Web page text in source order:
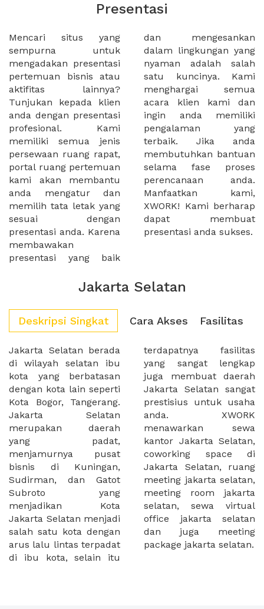
Presentasi
Mencari situs yang
sempurna untuk
mengadakan presentasi
pertemuan bisnis atau
aktifitas lainnya?
Tunjukan kepada klien
anda dengan presentasi
profesional. Kami
memiliki semua jenis
persewaan ruang rapat,
portal ruang pertemuan
kami akan membantu
anda mengatur dan
memilih tata letak yang
sesuai dengan
presentasi anda. Karena
membawakan
presentasi yang baik
dan mengesankan
dalam lingkungan yang
nyaman adalah salah
satu kuncinya. Kami
menghargai semua
acara klien kami dan
ingin anda memiliki
pengalaman yang
terbaik. Jika anda
membutuhkan bantuan
selama fase proses
perencanaan anda.
Manfaatkan kami,
XWORK! Kami berharap
dapat membuat
presentasi anda sukses.
Jakarta Selatan
Deskripsi Singkat Cara Akses Fasilitas
Jakarta Selatan berada
di wilayah selatan ibu
kota yang berbatasan
dengan kota lain seperti
Kota Bogor, Tangerang.
Jakarta Selatan
merupakan daerah
yang padat,
menjamurnya pusat
bisnis di Kuningan,
Sudirman, dan Gatot
Subroto yang
menjadikan Kota
Jakarta Selatan menjadi
salah satu kota dengan
arus lalu lintas terpadat
di ibu kota, selain itu
terdapatnya fasilitas
yang sangat lengkap
juga membuat daerah
Jakarta Selatan sangat
prestisius untuk usaha
anda. XWORK
menawarkan sewa
kantor Jakarta Selatan,
coworking space di
Jakarta Selatan, ruang
meeting jakarta selatan,
meeting room jakarta
selatan, sewa virtual
office jakarta selatan
dan juga meeting
package jakarta selatan.